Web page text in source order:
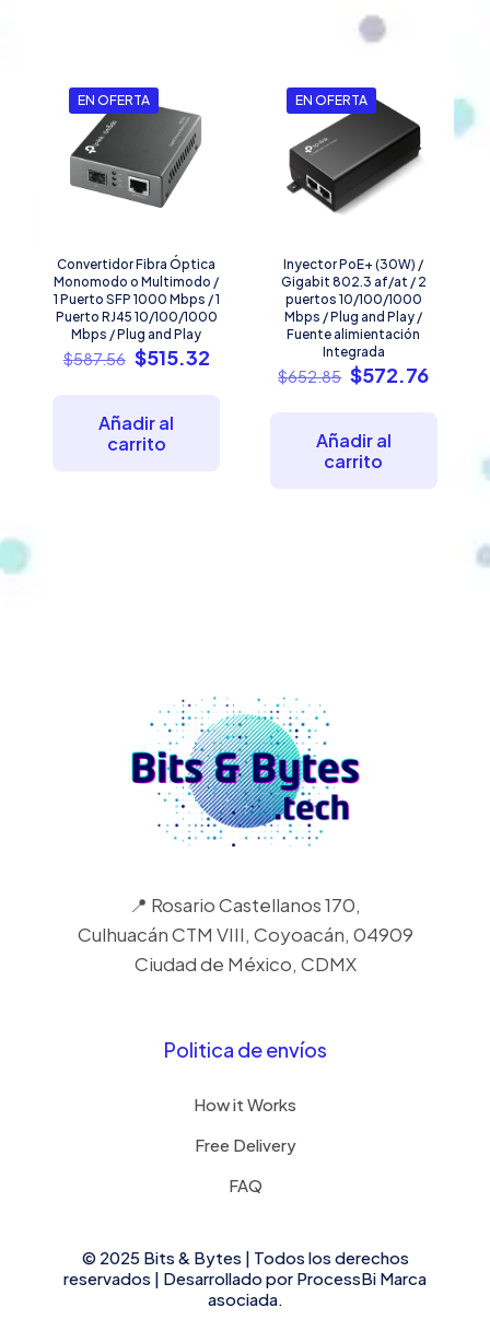
EN OFERTA
Convertidor Fibra Óptica
Monomodo o Multimodo /
1 Puerto SFP 1000 Mbps / 1
Puerto RJ45 10/100/1000
Mbps / Plug and Play
$587.56 El
era:
$587.56.
$515.32El
Añadir al
carrito
EN OFERTA
Inyector PoE+ (30W) /
Gigabit 802.3 af/at / 2
puertos 10/100/1000
Mbps / Plug and Play /
Fuente alimientación
Integrada
$652.85 El
era:
$652.85.
$572.76El
Añadir al
carrito
📍 Rosario Castellanos 170,
Culhuacán CTM VIII, Coyoacán, 04909
Ciudad de México, CDMX
Politica de envíos
How it Works
Free Delivery
FAQ
© 2025 Bits & Bytes | Todos los derechos
reservados | Desarrollado por ProcessBi Marca
asociada.